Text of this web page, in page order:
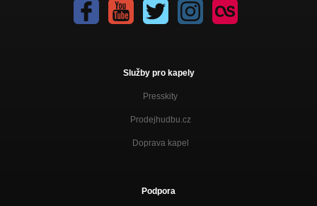
Služby pro kapely
Presskity
Prodejhudbu.cz
Doprava kapel
Podpora